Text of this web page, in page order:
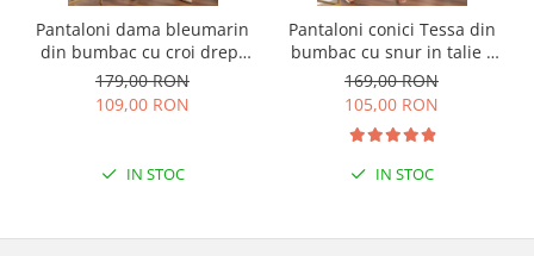
Pantaloni dama bleumarin
din bumbac cu croi drept
Cara
179,00 RON
109,00 RON
IN STOC
Pantaloni conici Tessa din
bumbac cu snur in talie -
Negru
169,00 RON
105,00 RON
IN STOC